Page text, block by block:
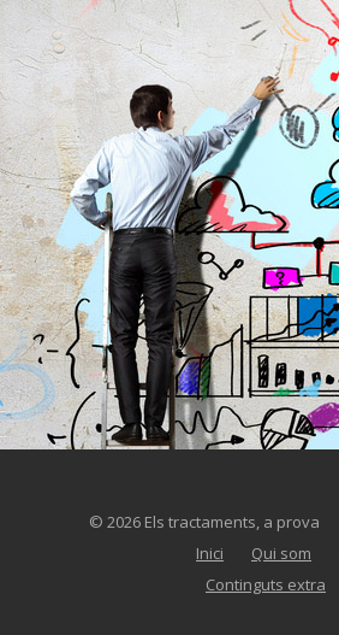
© 2026 Els tractaments, a prova
Inici
Qui som
Continguts extra